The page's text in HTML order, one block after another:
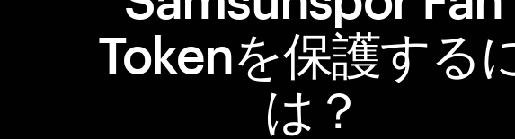
Tokenを保護する
は？